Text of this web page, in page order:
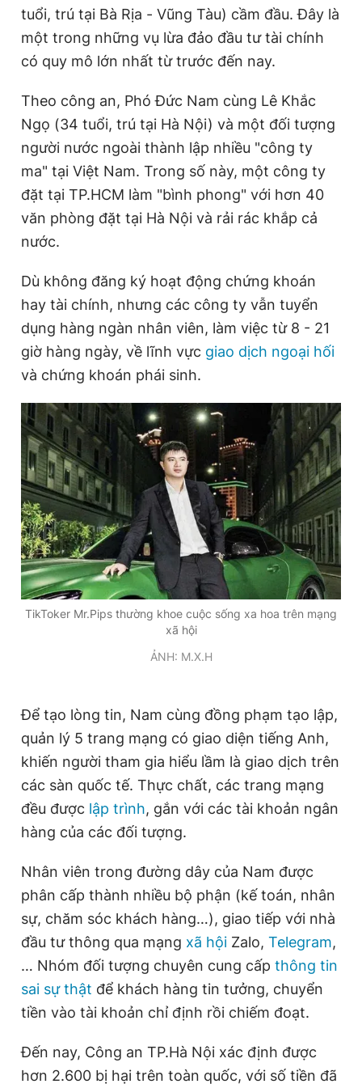
Giấy phép xuất bản số 110/GP - BTTTT cấp ngày 24.3.2020
© 2003-2026 Bản quyền thuộc về Báo Thanh Niên. Cấm sao
chép dưới mọi hình thức nếu không có sự chấp thuận bằng văn
bản. Phát triển bởi ePi Technologies, JSC.
tuổi, trú tại Bà Rịa - Vũng Tàu) cầm đầu. Đây là
một trong những vụ lừa đảo đầu tư tài chính
có quy mô lớn nhất từ trước đến nay.
Theo công an, Phó Đức Nam cùng Lê Khắc
Ngọ (34 tuổi, trú tại Hà Nội) và một đối tượng
người nước ngoài thành lập nhiều "công ty
ma" tại Việt Nam. Trong số này, một công ty
đặt tại TP.HCM làm "bình phong" với hơn 40
văn phòng đặt tại Hà Nội và rải rác khắp cả
nước.
Dù không đăng ký hoạt động chứng khoán
hay tài chính, nhưng các công ty vẫn tuyển
dụng hàng ngàn nhân viên, làm việc từ 8 - 21
giờ hàng ngày, về lĩnh vực giao dịch ngoại hối
và chứng khoán phái sinh.
TikToker Mr.Pips thường khoe cuộc sống xa hoa trên mạng
xã hội
ẢNH: M.X.H
Để tạo lòng tin, Nam cùng đồng phạm tạo lập,
quản lý 5 trang mạng có giao diện tiếng Anh,
khiến người tham gia hiểu lầm là giao dịch trên
các sàn quốc tế. Thực chất, các trang mạng
đều được lập trình, gắn với các tài khoản ngân
hàng của các đối tượng.
Nhân viên trong đường dây của Nam được
phân cấp thành nhiều bộ phận (kế toán, nhân
sự, chăm sóc khách hàng…), giao tiếp với nhà
đầu tư thông qua mạng xã hội Zalo, Telegram,
… Nhóm đối tượng chuyên cung cấp thông tin
sai sự thật để khách hàng tin tưởng, chuyển
tiền vào tài khoản chỉ định rồi chiếm đoạt.
Đến nay, Công an TP.Hà Nội xác định được
hơn 2.600 bị hại trên toàn quốc, với số tiền đã